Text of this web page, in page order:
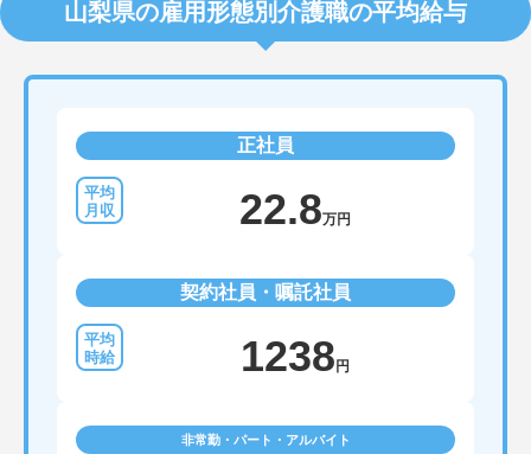
山梨県の雇用形態別介護職の平均給与
正社員
22.8万円
契約社員・嘱託社員
1238 円
非常勤・パート・アルバイト